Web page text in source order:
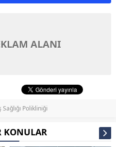
ALANI
Polikliniği
KONULAR